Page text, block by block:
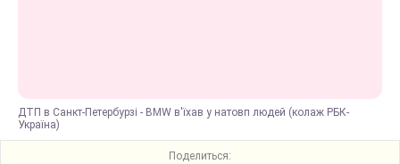
ДТП в Санкт-Петербурзі - BMW в'їхав у натовп людей (колаж РБК-
Україна)
Поделиться: